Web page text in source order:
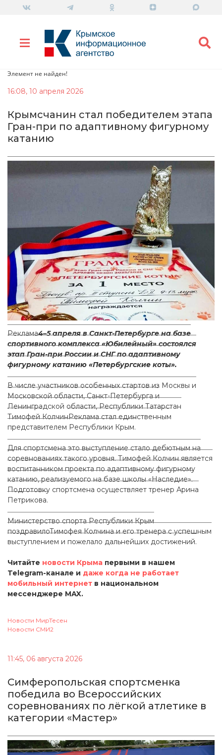
Элемент не найден!
16:08, 10 апреля 2026
Крымсчанин стал победителем этапа
Гран-при по адаптивному фигурному
катанию
4–5 апреля в Санкт-Петербурге на базе
спортивного комплекса «Юбилейный» состоялся
этап Гран-при России и СНГ по адаптивному
фигурному катанию «Петербургские коты».
В числе участников особенных стартов из Москвы и
Московской области, Санкт-Петербурга и
Ленинградской области, Республики Татарстан
ТимофейКолчин
стал единственным
представителем Республики Крым.
Для спортсмена это выступление стало дебютным на
соревнованиях такого уровня. Тимофей Колчин является
воспитанником проекта по адаптивному фигурному
катанию, реализуемого на базе школы «Наследие».
Подготовку спортсмена осуществляет тренер Арина
Петрикова.
Министерство спорта Республики Крым
поздравилоТимофея Колчина и его тренера с успешным
выступлением и пожелало дальнейших достижений.
Читайте новости Крыма первыми в нашем
Telegram-канале и даже когда не работает
мобильный интернет в национальном
мессенджере MAX.
Новости МирТесен
Новости СМИ2
11:45, 06 августа 2026
Симферопольская спортсменка
победила во Всероссийских
соревнованиях по лёгкой атлетике в
категории «Мастер»